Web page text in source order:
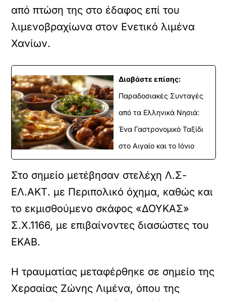
από πτώση της στο έδαφος επί του
λιμενοβραχίωνα στον Ενετικό λιμένα
Χανίων.
Διαβάστε επίσης:
Παραδοσιακές Συνταγές
από τα Ελληνικά Νησιά:
Ένα Γαστρονομικό Ταξίδι
στο Αιγαίο και το Ιόνιο
Στο σημείο μετέβησαν στελέχη Λ.Σ-
ΕΛ.ΑΚΤ. με Περιπολικό όχημα, καθώς και
το εκμισθούμενο σκάφος «ΔΟΥΚΑΣ»
Σ.Χ.1166, με επιβαίνοντες διασώστες του
ΕΚΑΒ.
Η τραυματίας μεταφέρθηκε σε σημείο της
Χερσαίας Ζώνης Λιμένα, όπου της